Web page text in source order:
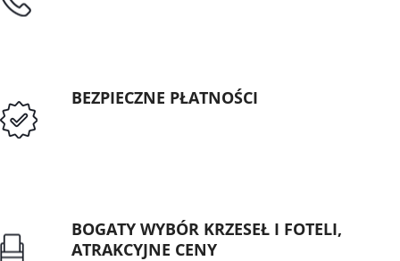
BEZPIECZNE PŁATNOŚCI
BOGATY WYBÓR KRZESEŁ I FOTELI,
ATRAKCYJNE CENY